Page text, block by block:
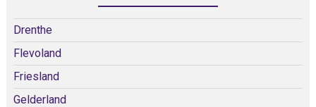
Drenthe
Flevoland
Friesland
Gelderland